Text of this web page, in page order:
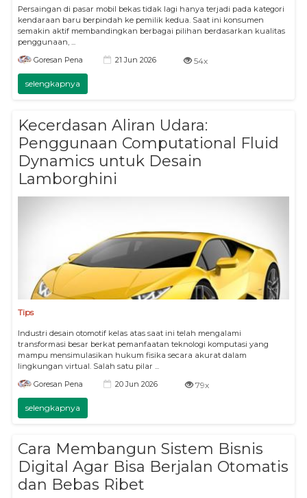
Persaingan di pasar mobil bekas tidak lagi hanya terjadi pada kategori
kendaraan baru berpindah ke pemilik kedua. Saat ini konsumen
semakin aktif membandingkan berbagai pilihan berdasarkan kualitas
penggunaan, ...
Goresan Pena 21 Jun 2026 54x
selengkapnya
Kecerdasan Aliran Udara:
Penggunaan Computational Fluid
Dynamics untuk Desain
Lamborghini
Tips
Industri desain otomotif kelas atas saat ini telah mengalami
transformasi besar berkat pemanfaatan teknologi komputasi yang
mampu mensimulasikan hukum fisika secara akurat dalam
lingkungan virtual. Salah satu pilar ...
Goresan Pena 20 Jun 2026 79x
selengkapnya
Cara Membangun Sistem Bisnis
Digital Agar Bisa Berjalan Otomatis
dan Bebas Ribet